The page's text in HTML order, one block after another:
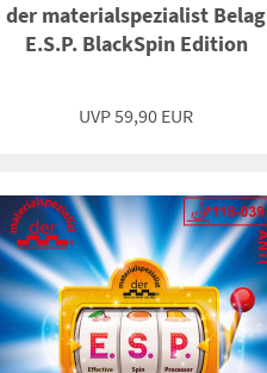
der materialspezialist Belag
E.S.P. BlackSpin Edition
UVP 59,90 EUR